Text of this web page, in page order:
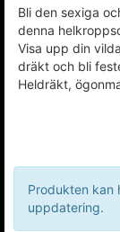
Bli den sexiga
denna
Visa upp din
dräkt och bli
Heldräkt,
Produkten kan
uppdatering.